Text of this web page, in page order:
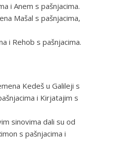
i Anem s pašnjacima.
Mašal s pašnjacima,
i Rehob s pašnjacima.
Kedeš u Galileji s
i Kirjatajim s
sinovima dali su od
s pašnjacima i